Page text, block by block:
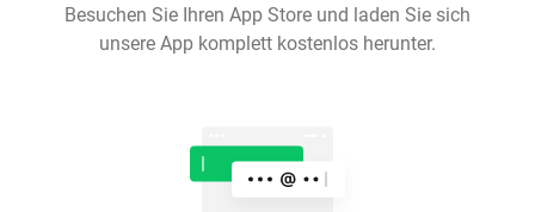
Besuchen Sie Ihren App Store und laden Sie sich
unsere App komplett kostenlos herunter.